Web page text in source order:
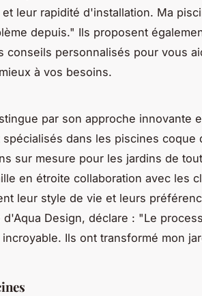
leur rapidité d'installation. Ma
depuis." Ils proposent
conseils personnalisés pour vous
à vos besoins.
par son approche innovante
dans les piscines coque
sur mesure pour les jardins de
en étroite collaboration avec les
leur style de vie et leurs
Design, déclare : "Le
Ils ont transformé mon